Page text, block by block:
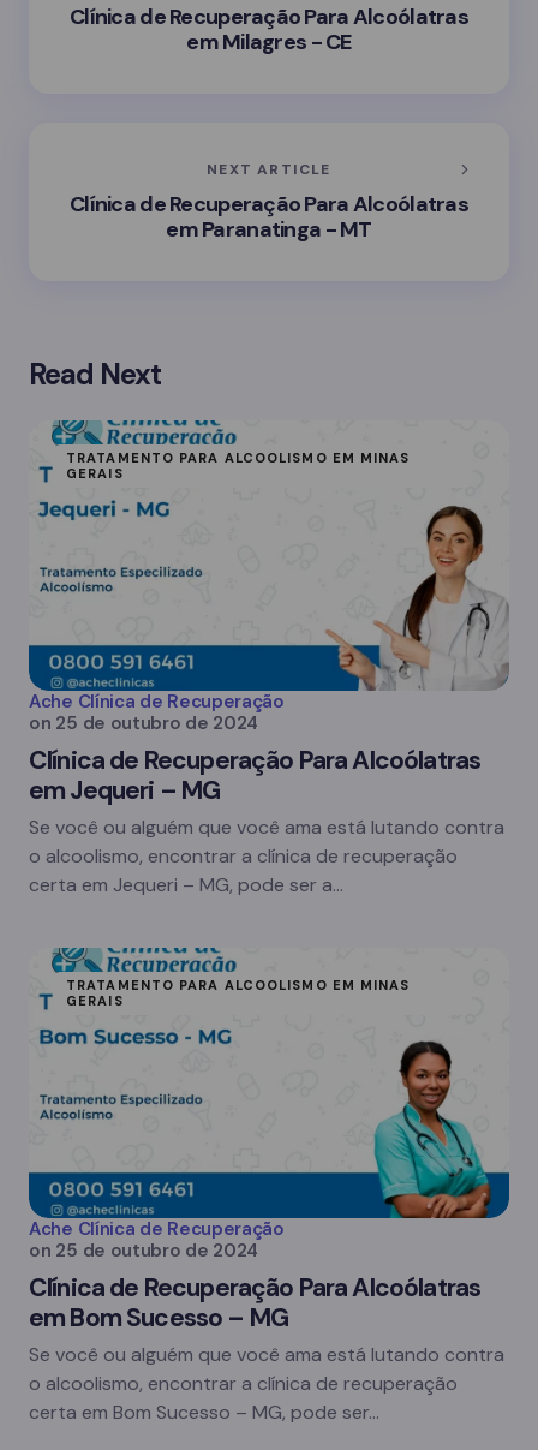
Clínica de Recuperação Para Alcoólatras
em Milagres - CE
NEXT ARTICLE
Clínica de Recuperação Para Alcoólatras
em Paranatinga - MT
Read Next
TRATAMENTO PARA ALCOOLISMO EM MINAS
GERAIS
Ache Clínica de Recuperação
on 25 de outubro de 2024
Clínica de Recuperação Para Alcoólatras
em Jequeri – MG
Se você ou alguém que você ama está lutando contra
o alcoolismo, encontrar a clínica de recuperação
certa em Jequeri – MG, pode ser a…
TRATAMENTO PARA ALCOOLISMO EM MINAS
GERAIS
Ache Clínica de Recuperação
on 25 de outubro de 2024
Clínica de Recuperação Para Alcoólatras
em Bom Sucesso – MG
Se você ou alguém que você ama está lutando contra
o alcoolismo, encontrar a clínica de recuperação
certa em Bom Sucesso – MG, pode ser…